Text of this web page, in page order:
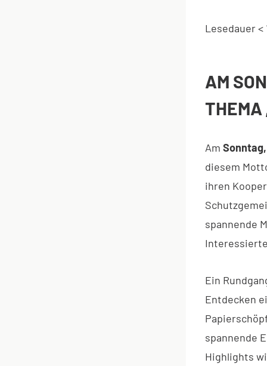
Lesedauer<
AM
THEMA
Am
diesem
ihren
spannende
Ein
Entdecken
spannende
Highlights